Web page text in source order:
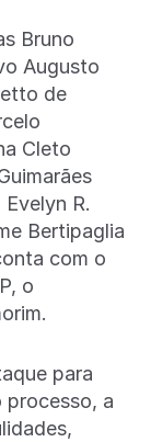
Bruno
Augusto
de
Cleto
R.
Bertipaglia
com o
o
para
processo, a